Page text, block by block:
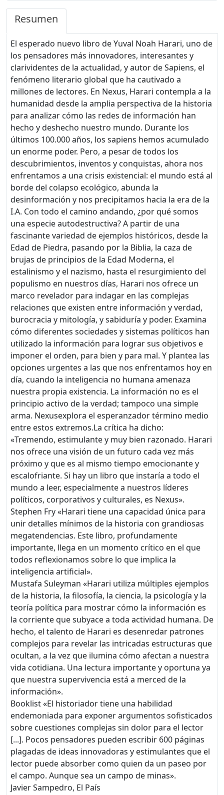
Resumen
El esperado nuevo libro de Yuval Noah Harari, uno de
los pensadores más innovadores, interesantes y
clarividentes de la actualidad, y autor de Sapiens, el
fenómeno literario global que ha cautivado a
millones de lectores. En Nexus, Harari contempla a la
humanidad desde la amplia perspectiva de la historia
para analizar cómo las redes de información han
hecho y deshecho nuestro mundo. Durante los
últimos 100.000 años, los sapiens hemos acumulado
un enorme poder. Pero, a pesar de todos los
descubrimientos, inventos y conquistas, ahora nos
enfrentamos a una crisis existencial: el mundo está al
borde del colapso ecológico, abunda la
desinformación y nos precipitamos hacia la era de la
I.A. Con todo el camino andando, ¿por qué somos
una especie autodestructiva? A partir de una
fascinante variedad de ejemplos históricos, desde la
Edad de Piedra, pasando por la Biblia, la caza de
brujas de principios de la Edad Moderna, el
estalinismo y el nazismo, hasta el resurgimiento del
populismo en nuestros días, Harari nos ofrece un
marco revelador para indagar en las complejas
relaciones que existen entre información y verdad,
burocracia y mitología, y sabiduría y poder. Examina
cómo diferentes sociedades y sistemas políticos han
utilizado la información para lograr sus objetivos e
imponer el orden, para bien y para mal. Y plantea las
opciones urgentes a las que nos enfrentamos hoy en
día, cuando la inteligencia no humana amenaza
nuestra propia existencia. La información no es el
principio activo de la verdad; tampoco una simple
arma. Nexusexplora el esperanzador término medio
entre estos extremos.La crítica ha dicho:
«Tremendo, estimulante y muy bien razonado. Harari
nos ofrece una visión de un futuro cada vez más
próximo y que es al mismo tiempo emocionante y
escalofriante. Si hay un libro que instaría a todo el
mundo a leer, especialmente a nuestros líderes
políticos, corporativos y culturales, es Nexus».
Stephen Fry «Harari tiene una capacidad única para
unir detalles mínimos de la historia con grandiosas
megatendencias. Este libro, profundamente
importante, llega en un momento crítico en el que
todos reflexionamos sobre lo que implica la
inteligencia artificial».
Mustafa Suleyman «Harari utiliza múltiples ejemplos
de la historia, la filosofía, la ciencia, la psicología y la
teoría política para mostrar cómo la información es
la corriente que subyace a toda actividad humana. De
hecho, el talento de Harari es desenredar patrones
complejos para revelar las intricadas estructuras que
ocultan, a la vez que ilumina cómo afectan a nuestra
vida cotidiana. Una lectura importante y oportuna ya
que nuestra supervivencia está a merced de la
información».
Booklist «El historiador tiene una habilidad
endemoniada para exponer argumentos sofisticados
sobre cuestiones complejas sin dolor para el lector
[...]. Pocos pensadores pueden escribir 600 páginas
plagadas de ideas innovadoras y estimulantes que el
lector puede absorber como quien da un paseo por
el campo. Aunque sea un campo de minas».
Javier Sampedro, El País